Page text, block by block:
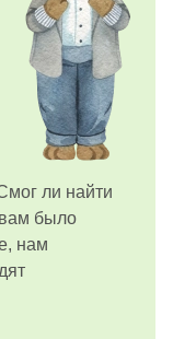
ли найти
было
нам